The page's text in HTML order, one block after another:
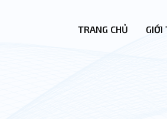
TRANG CHỦ
GIỚI